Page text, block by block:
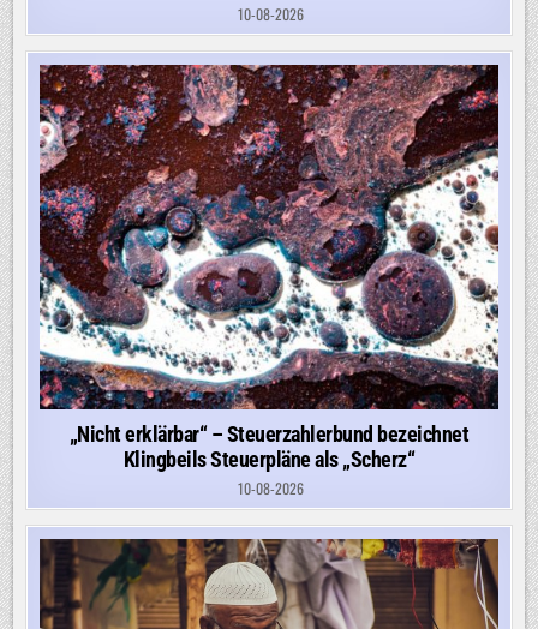
10-08-2026
„Nicht erklärbar“ – Steuerzahlerbund bezeichnet
Klingbeils Steuerpläne als „Scherz“
10-08-2026